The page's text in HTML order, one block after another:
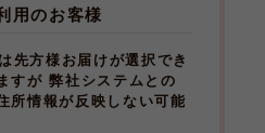
用のお客様
先方様お届けが選択でき
すが 弊社システムとの
所情報が反映しない可能